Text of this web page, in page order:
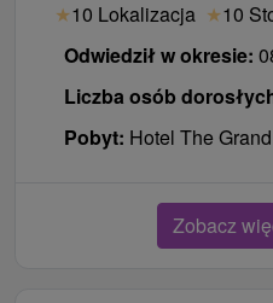
★10 Lokalizacja ★10
Odwiedził w okresie:
Liczba osób
Pobyt: Hotel The
Zobacz